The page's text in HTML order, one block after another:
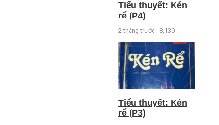
Tiểu thuyết: Kén
rể (P4)
2 tháng trước 8,130
Tiểu thuyết: Kén
rể (P3)